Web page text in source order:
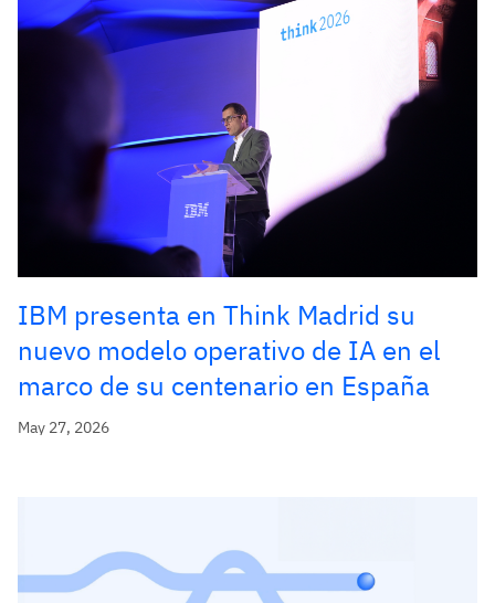
IBM presenta en Think Madrid su
nuevo modelo operativo de IA en el
marco de su centenario en España
May 27, 2026